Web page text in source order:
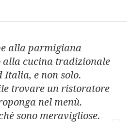
alla parmigiana
alla cucina tradizionale
Italia, e non solo.
trovare un ristoratore
nel menù.
sono meravigliose.